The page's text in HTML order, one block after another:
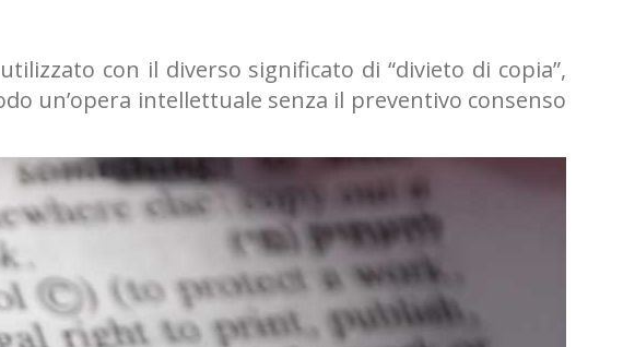
con il diverso significato di “divieto di copia”,
un’opera intellettuale senza il preventivo consenso